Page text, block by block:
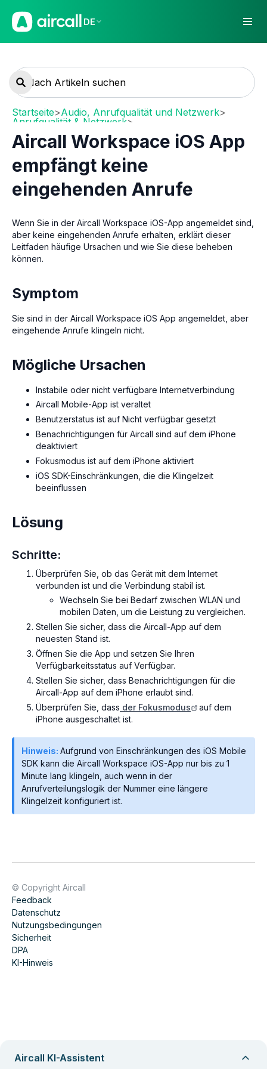
DE
Startseite>Audio, Anrufqualität und Netzwerk>
Anrufqualität & Netzwerk>
Call Quality troubleshooting
Aircall Workspace iOS App
empfängt keine
eingehenden Anrufe
Wenn Sie in der Aircall Workspace iOS-App angemeldet sind,
aber keine eingehenden Anrufe erhalten, erklärt dieser
Leitfaden häufige Ursachen und wie Sie diese beheben
können.
Symptom
Sie sind in der Aircall Workspace iOS App angemeldet, aber
eingehende Anrufe klingeln nicht.
Mögliche Ursachen
Instabile oder nicht verfügbare Internetverbindung
Aircall Mobile-App ist veraltet
Benutzerstatus ist auf Nicht verfügbar gesetzt
Benachrichtigungen für Aircall sind auf dem iPhone
deaktiviert
Fokusmodus ist auf dem iPhone aktiviert
iOS SDK-Einschränkungen, die die Klingelzeit
beeinflussen
Lösung
Schritte:
Überprüfen Sie, ob das Gerät mit dem Internet
verbunden ist und die Verbindung stabil ist.
Wechseln Sie bei Bedarf zwischen WLAN und
mobilen Daten, um die Leistung zu vergleichen.
Stellen Sie sicher, dass die Aircall-App auf dem
neuesten Stand ist.
Öffnen Sie die App und setzen Sie Ihren
Verfügbarkeitsstatus auf Verfügbar.
Stellen Sie sicher, dass Benachrichtigungen für die
Aircall-App auf dem iPhone erlaubt sind.
Überprüfen Sie, dass der Fokusmodus
auf dem
iPhone ausgeschaltet ist.
Hinweis: Aufgrund von Einschränkungen des iOS Mobile
SDK kann die Aircall Workspace iOS-App nur bis zu 1
Minute lang klingeln, auch wenn in der
Anrufverteilungslogik der Nummer eine längere
Klingelzeit konfiguriert ist.
© Copyright Aircall
Feedback
Datenschutz
Nutzungsbedingungen
Sicherheit
DPA
KI-Hinweis
Aircall KI-Assistent